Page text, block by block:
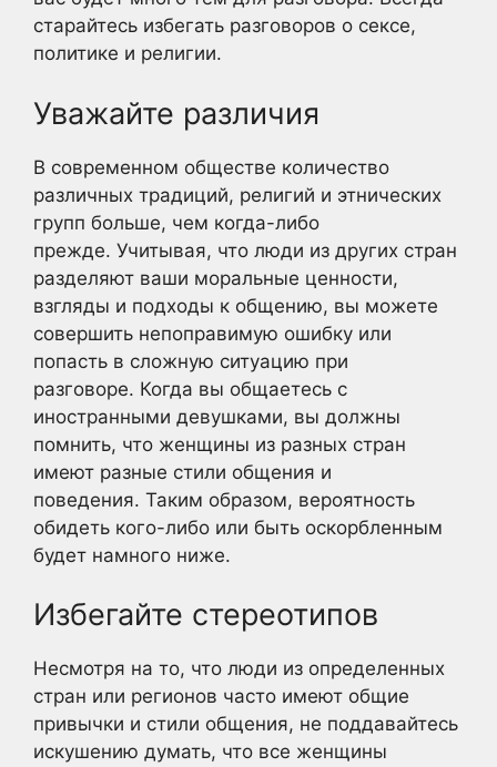
старайтесь избегать разговоров о сексе,
политике и религии.
Уважайте различия
В современном обществе количество
различных традиций, религий и этнических
групп больше, чем когда-либо
прежде. Учитывая, что люди из других стран
разделяют ваши моральные ценности,
взгляды и подходы к общению, вы можете
совершить непоправимую ошибку или
попасть в сложную ситуацию при
разговоре. Когда вы общаетесь с
иностранными девушками, вы должны
помнить, что женщины из разных стран
имеют разные стили общения и
поведения. Таким образом, вероятность
обидеть кого-либо или быть оскорбленным
будет намного ниже.
Избегайте стереотипов
Несмотря на то, что люди из определенных
стран или регионов часто имеют общие
привычки и стили общения, не поддавайтесь
искушению думать, что все женщины